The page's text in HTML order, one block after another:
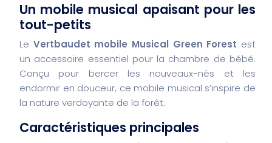
Un mobile musical apaisant pour les
tout-petits
Le Vertbaudet mobile Musical Green Forest est
un accessoire essentiel pour la chambre de bébé.
Conçu pour bercer les nouveaux-nés et les
endormir en douceur, ce mobile musical s’inspire de
la nature verdoyante de la forêt.
Caractéristiques principales